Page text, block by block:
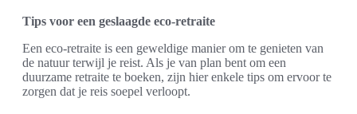
Tips voor een geslaagde eco-retraite
Een eco-retraite is een geweldige manier om te genieten van
de natuur terwijl je reist. Als je van plan bent om een
duurzame retraite te boeken, zijn hier enkele tips om ervoor te
zorgen dat je reis soepel verloopt.